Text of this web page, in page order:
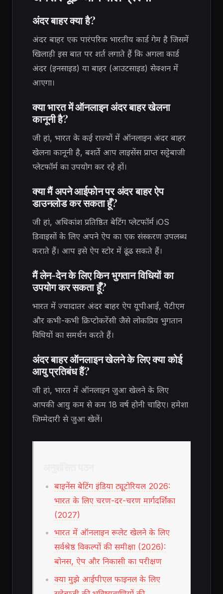
अंदर बाहर क्या है?
अंदर बाहर एक पारंपरिक भारतीय कार्ड गेम है जिसमें
खिलाड़ी इस बात पर शर्त लगाते हैं कि अगला कार्ड
अंदर (इनसाइड) या बाहर (आउटसाइड) सेक्शन में
आएगा।
क्या भारत में ऑनलाइन अंदर बाहर खेलना
कानूनी है?
जी हां, भारत के कई राज्यों में ऑनलाइन अंदर बाहर
खेलना कानूनी है, बशर्ते आप लाइसेंस प्राप्त सट्टेबाजी
प्लेटफॉर्म का उपयोग कर रहे हों।
क्या मैं अपने आईफोन पर अंदर बाहर ऐप
डाउनलोड कर सकता हूँ?
जी हां, अधिकांश प्रतिष्ठित बेटिंग प्लेटफॉर्म iOS
डिवाइसों के लिए अपने ऐप का एक संस्करण उपलब्ध
कराते हैं। आप इसे ऐप स्टोर में ढूंढ सकते हैं।
मैं लेन-देन के लिए किन भुगतान विधियों का
उपयोग कर सकता हूँ?
भारत में ज्यादातर अंदर बाहर ऐप यूपीआई, पेटीएम
और कभी-कभी क्रिप्टोकरेंसी जैसे लोकप्रिय भुगतान
विधियों का समर्थन करते हैं।
अंदर बाहर ऑनलाइन खेलने के लिए क्या कोई
आयु प्रतिबंध हैं?
जी हां, भारत में ऑनलाइन जुआ खेलने के लिए
आपकी आयु कम से कम 18 वर्ष होनी चाहिए। हमेशा
जिम्मेदारी से जुआ खेलें।
बाइनेंस बेटिंग इंडिया ट्यूटोरियल 2026:
भारत के लिए चरण-दर-चरण मार्गदर्शिका
(2027)
भारत में ऑनलाइन रूलेट खेलने के लिए
सर्वश्रेष्ठ विकल्पों की समीक्षा (2026):
बोनस, ऐप और निकासी का परीक्षण
क्या मुझे आईपीएल फाइनल के लिए